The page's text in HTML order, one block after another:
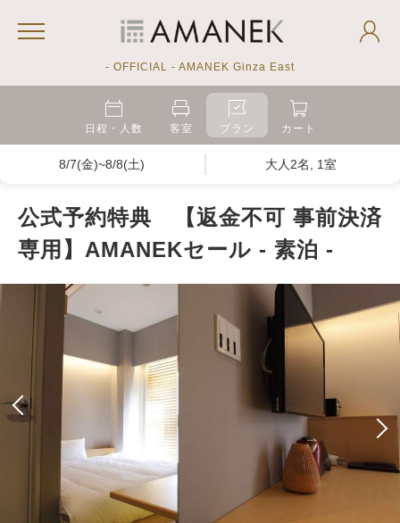
- OFFICIAL - AMANEK Ginza East
日程・人数 客室 プラン カート
8/7(金)~8/8(土) 大人2名, 1室
公式予約特典 【返金不可 事前決済
専用】AMANEKセール - 素泊 -